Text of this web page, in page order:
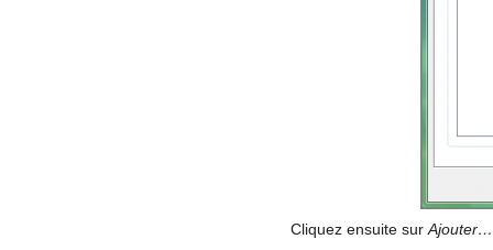
Cliquez ensuite sur Ajouter…